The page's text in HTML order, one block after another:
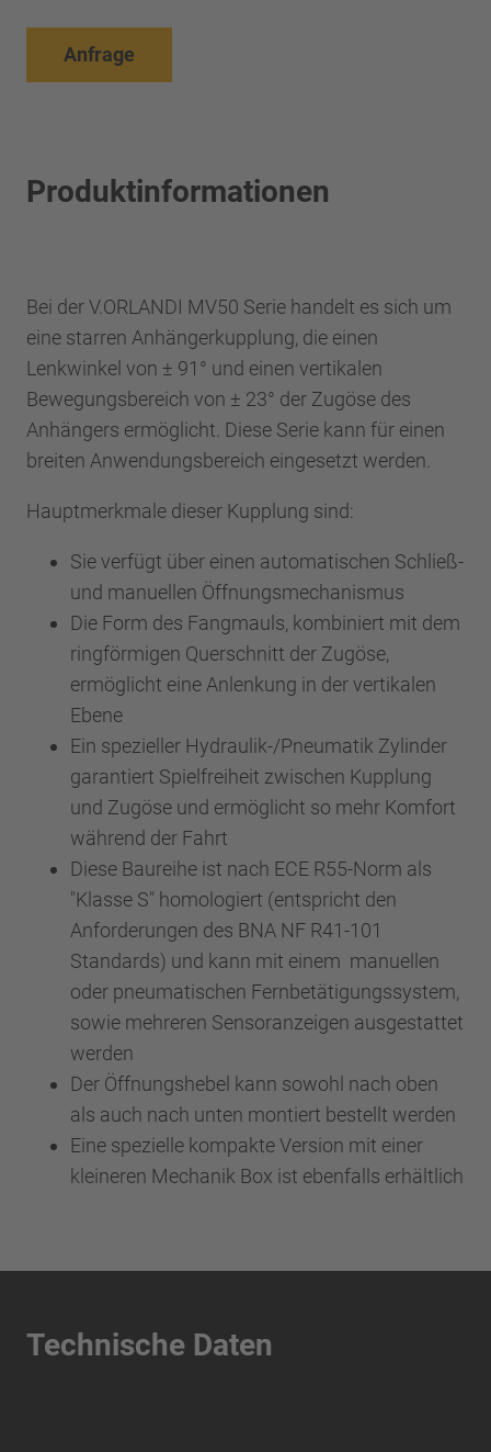
Anfrage
Produktinformationen
Bei der V.ORLANDI MV50 Serie handelt es sich um
eine starren Anhängerkupplung, die einen
Lenkwinkel von ± 91° und einen vertikalen
Bewegungsbereich von ± 23° der Zugöse des
Anhängers ermöglicht. Diese Serie kann für einen
breiten Anwendungsbereich eingesetzt werden.
Hauptmerkmale dieser Kupplung sind:
Sie verfügt über einen automatischen Schließ-
und manuellen Öffnungsmechanismus
Die Form des Fangmauls, kombiniert mit dem
ringförmigen Querschnitt der Zugöse,
ermöglicht eine Anlenkung in der vertikalen
Ebene
Ein spezieller Hydraulik-/Pneumatik Zylinder
garantiert Spielfreiheit zwischen Kupplung
und Zugöse und ermöglicht so mehr Komfort
während der Fahrt
Diese Baureihe ist nach ECE R55-Norm als
"Klasse S" homologiert (entspricht den
Anforderungen des BNA NF R41-101
Standards) und kann mit einem manuellen
oder pneumatischen Fernbetätigungssystem,
sowie mehreren Sensoranzeigen ausgestattet
werden
Der Öffnungshebel kann sowohl nach oben
als auch nach unten montiert bestellt werden
Eine spezielle kompakte Version mit einer
kleineren Mechanik Box ist ebenfalls erhältlich
Technische Daten